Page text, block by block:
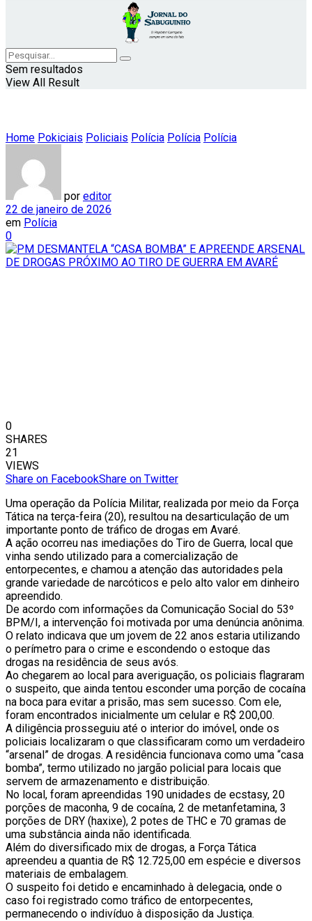
Sem resultados
View All Result
Home Pokiciais Policiais Polícia Polícia Polícia
por editor
22 de janeiro de 2026
em Polícia
0
0
SHARES
21
VIEWS
Share on FacebookShare on Twitter
Uma operação da Polícia Militar, realizada por meio da Força
Tática na terça-feira (20), resultou na desarticulação de um
importante ponto de tráfico de drogas em Avaré.
A ação ocorreu nas imediações do Tiro de Guerra, local que
vinha sendo utilizado para a comercialização de
entorpecentes, e chamou a atenção das autoridades pela
grande variedade de narcóticos e pelo alto valor em dinheiro
apreendido.
De acordo com informações da Comunicação Social do 53º
BPM/I, a intervenção foi motivada por uma denúncia anônima.
O relato indicava que um jovem de 22 anos estaria utilizando
o perímetro para o crime e escondendo o estoque das
drogas na residência de seus avós.
Ao chegarem ao local para averiguação, os policiais flagraram
o suspeito, que ainda tentou esconder uma porção de cocaína
na boca para evitar a prisão, mas sem sucesso. Com ele,
foram encontrados inicialmente um celular e R$ 200,00.
A diligência prosseguiu até o interior do imóvel, onde os
policiais localizaram o que classificaram como um verdadeiro
“arsenal” de drogas. A residência funcionava como uma “casa
bomba”, termo utilizado no jargão policial para locais que
servem de armazenamento e distribuição.
No local, foram apreendidas 190 unidades de ecstasy, 20
porções de maconha, 9 de cocaína, 2 de metanfetamina, 3
porções de DRY (haxixe), 2 potes de THC e 70 gramas de
uma substância ainda não identificada.
Além do diversificado mix de drogas, a Força Tática
apreendeu a quantia de R$ 12.725,00 em espécie e diversos
materiais de embalagem.
O suspeito foi detido e encaminhado à delegacia, onde o
caso foi registrado como tráfico de entorpecentes,
permanecendo o indivíduo à disposição da Justiça.